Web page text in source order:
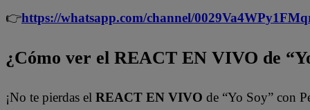
👉https://whatsapp.com/channel/
¿Cómo ver el REACT EN VIVO de
¡No te pierdas el REACT EN VIVO de “Yo Soy” con